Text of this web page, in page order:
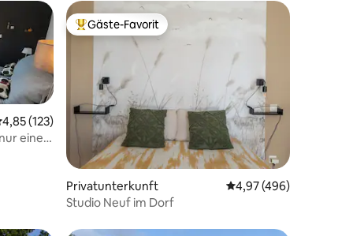
Bewertungen
Bewertung: 4,85 von 5, 123 Bewertungen
4,85 (123)
einen
Beliebter Gäste-Favorit.
Gäste-Favorit
Privatunterkunft Durchschnittliche
4,97 (496)
Studio Neuf im Dorf